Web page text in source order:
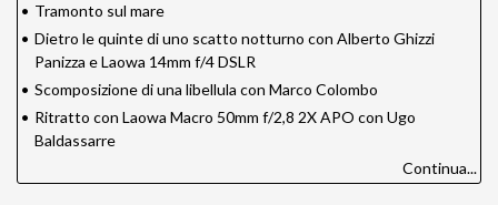
• Tramonto sul mare
• Dietro le quinte di uno scatto notturno con Alberto Ghizzi
Panizza e Laowa 14mm f/4 DSLR
• Scomposizione di una libellula con Marco Colombo
• Ritratto con Laowa Macro 50mm f/2,8 2X APO con Ugo
Baldassarre
Continua...